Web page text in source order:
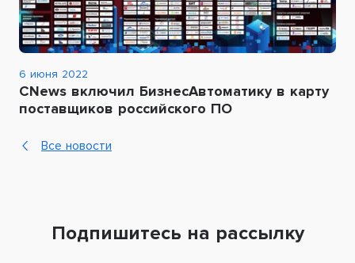
6 июня 2022
CNews включил БизнесАвтоматику в карту
поставщиков российского ПО
Все новости
Подпишитесь на рассылку